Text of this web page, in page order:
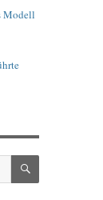
Modell
SUCHEN